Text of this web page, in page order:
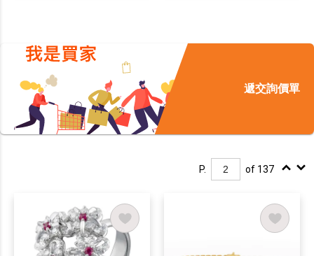
遞交詢價單
P. of 137